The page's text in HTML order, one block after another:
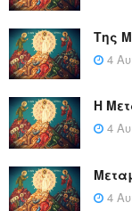
Της
4
Η
4
4